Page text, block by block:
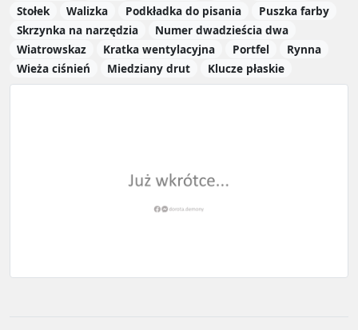
Stołek
Walizka Podkładka do pisania
Puszka farby
Skrzynka na narzędzia
Numer dwadzieścia dwa
Wiatrowskaz
Kratka wentylacyjna Portfel
Rynna
Wieża ciśnień
Miedziany drut Klucze płaskie